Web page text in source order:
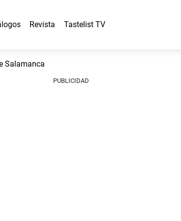
Revista Tastelist TV
Salamanca
PUBLICIDAD